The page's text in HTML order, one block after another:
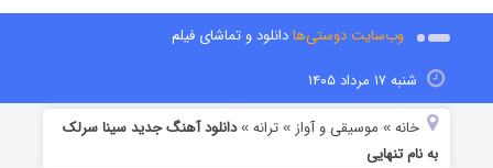
وب‌سایت دوستی‌هادانلود و تماشای فیلم
شنبه ۱۷ مرداد ۱۴۰۵
خانه » موسیقی و آواز »ترانه »دانلود آهنگ جدید سینا سرلک
به نام تنهایی